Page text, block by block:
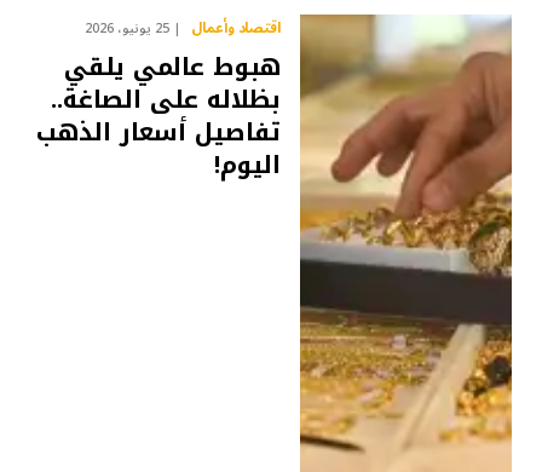
اقتصاد وأعمال 25 يونيو، 2026
هبوط عالمي يلقي
بظلاله على الصاغة..
تفاصيل أسعار الذهب
اليوم!